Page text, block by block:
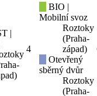
|
4
BIO |
Mobilní svoz
Roztoky
(Praha-
západ)
Otevřený
sběrný dvůr
Roztoky
(Praha-